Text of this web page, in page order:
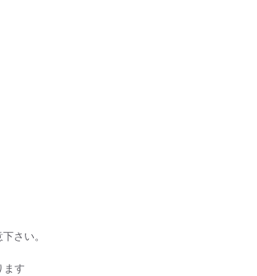
さい。
ます